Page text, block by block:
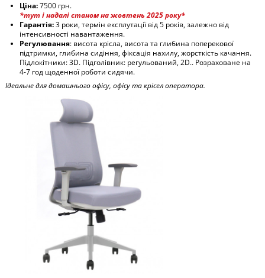
Ціна:7500 грн.
*тут і надалі станом на жовтень 2025 року*
Гарантія:3 роки, термін експлутації від 5 років, залежно від
інтенсивності навантаження.
Регулювання: висота крісла, висота та глибина поперекової
підтримки, глибина сидіння, фіксація нахилу, жорсткість качання.
Підлокітники: 3D. Підголівник: регульований, 2D.. Розраховане на
4-7 год щоденної роботи сидячи.
Ідеальне для домашнього офісу, офісу та крісел оператора.